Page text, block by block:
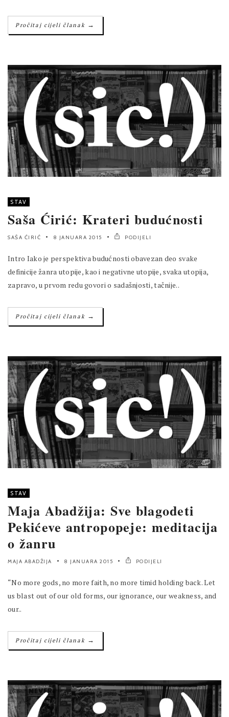
Pročitaj cijeli članak →
STAV
Saša Ćirić: Krateri budućnosti
SAŠA ĆIRIĆ 8 JANUARA 2015 PODIJELI
Intro Iako je perspektiva budućnosti obavezan deo svake
definicije žanra utopije, kao i negativne utopije, svaka utopija,
zapravo, u prvom redu govori o sadašnjosti, tačnije..
Pročitaj cijeli članak →
STAV
Maja Abadžija: Sve blagodeti
Pekićeve antropopeje: meditacija
o žanru
MAJA ABADŽIJA 8 JANUARA 2015 PODIJELI
“No more gods, no more faith, no more timid holding back. Let
us blast out of our old forms, our ignorance, our weakness, and
our..
Pročitaj cijeli članak →